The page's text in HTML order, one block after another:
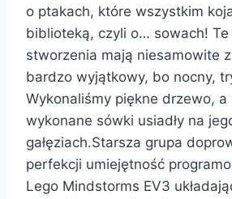
o ptakach, które wszystkim
biblioteką, czyli o… sowach! Te
stworzenia mają niesamowite
bardzo wyjątkowy, bo nocny,
Wykonaliśmy piękne drzewo, a
wykonane sówki usiadły na
gałęziach.Starsza grupa
perfekcji umiejętność
Lego Mindstorms EV3